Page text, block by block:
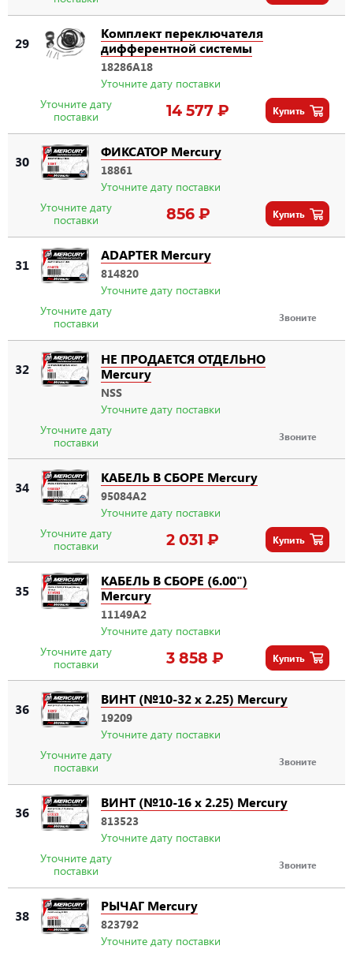
29
Комплект переключателя
дифферентной системы
18286A18
Уточните дату поставки
Уточните дату
поставки
14 577 ₽ Купить
30
ФИКСАТОР Mercury
18861
Уточните дату поставки
Уточните дату
поставки
856 ₽ Купить
31
ADAPTER Mercury
814820
Уточните дату поставки
Уточните дату
поставки
Звоните
32
НЕ ПРОДАЕТСЯ ОТДЕЛЬНО
Mercury
NSS
Уточните дату поставки
Уточните дату
поставки
Звоните
34
КАБЕЛЬ В СБОРЕ Mercury
95084A2
Уточните дату поставки
Уточните дату
поставки
2 031 ₽ Купить
35
КАБЕЛЬ В СБОРЕ (6.00")
Mercury
11149A2
Уточните дату поставки
Уточните дату
поставки
3 858 ₽ Купить
36
ВИНТ (№10-32 x 2.25) Mercury
19209
Уточните дату поставки
Уточните дату
поставки
Звоните
36
ВИНТ (№10-16 x 2.25) Mercury
813523
Уточните дату поставки
Уточните дату
поставки
Звоните
38
РЫЧАГ Mercury
823792
Уточните дату поставки